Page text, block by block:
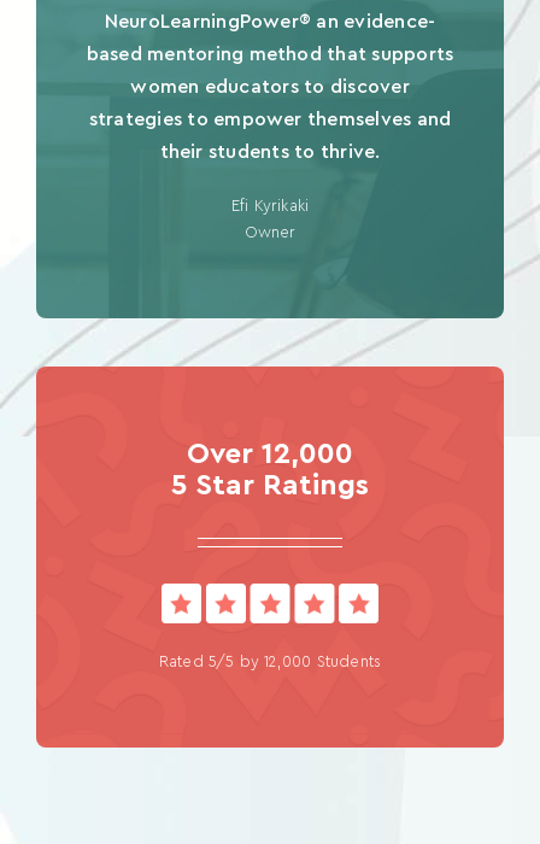
NeuroLearningPower® an evidence-
based mentoring method that supports
women educators to discover
strategies to empower themselves and
their students to thrive.
Efi Kyrikaki
Owner
Over 12,000
5 Star Ratings
Rated 5/5 by 12,000 Students